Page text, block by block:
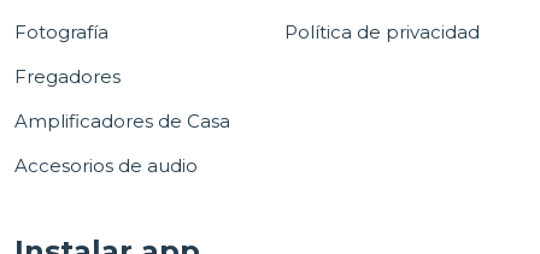
Fotografía
Fregadores
Amplificadores de Casa
Accesorios de audio
Política de privacidad